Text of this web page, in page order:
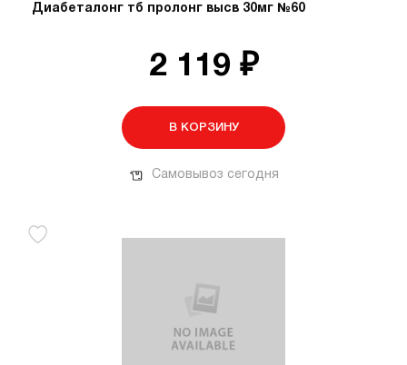
Диабеталонг тб пролонг высв 30мг №60
2 119 ₽
В КОРЗИНУ
Самовывоз сегодня